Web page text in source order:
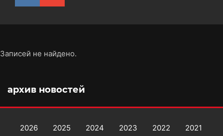
Записей не найдено.
архив новостей
2026 2025 2024 2023 2022 2021